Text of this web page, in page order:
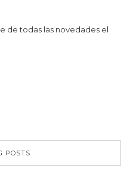
de todas las novedades el
POSTS